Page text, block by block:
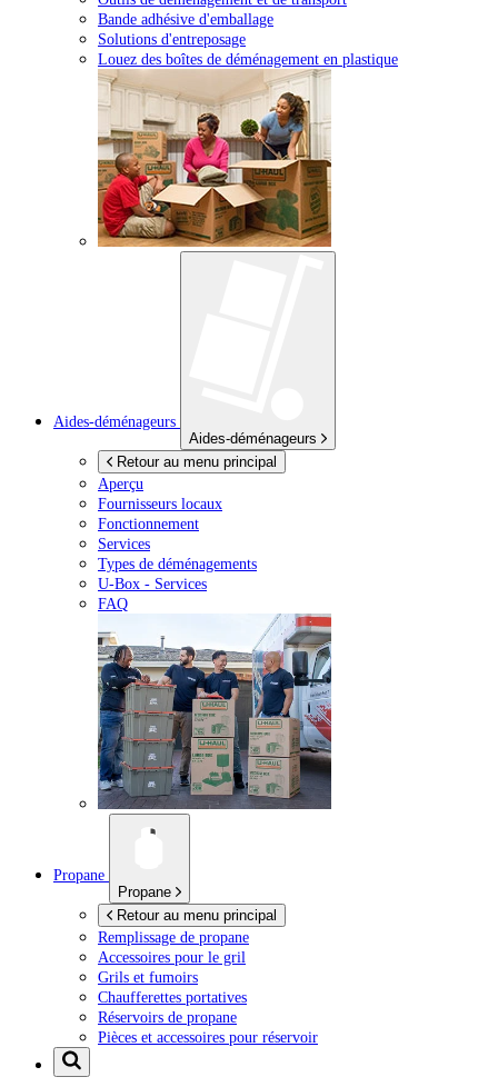
Bande adhésive d'emballage
Solutions d'entreposage
Louez des boîtes de déménagement en plastique
Aides-déménageurs
Aides-déménageurs
Retour au menu principal
Aperçu
Fournisseurs locaux
Fonctionnement
Services
Types de déménagements
U-Box - Services
FAQ
Propane
Propane
Retour au menu principal
Remplissage de propane
Accessoires pour le gril
Grils et fumoirs
Chaufferettes portatives
Réservoirs de propane
Pièces et accessoires pour réservoir